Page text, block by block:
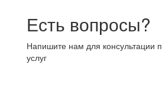
Есть вопросы?
Напишите нам для консультации
услуг